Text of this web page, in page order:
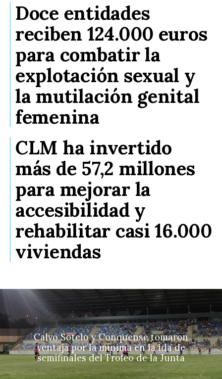
Doce entidades
reciben 124.000 euros
para combatir la
explotación sexual y
la mutilación genital
femenina
CLM ha invertido
más de 57,2 millones
para mejorar la
accesibilidad y
rehabilitar casi 16.000
viviendas
Calvo Sotelo y Conquense tomaron
ventaja por la mínima en la ida de
semifinales del Trofeo de la Junta